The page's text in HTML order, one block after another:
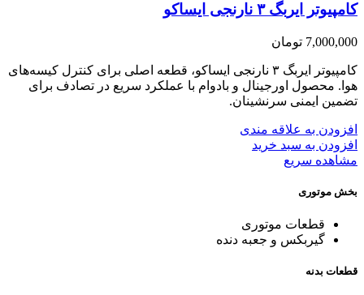
کامپیوتر ایربگ ۳ نارنجی ایساکو
7,000,000 تومان
کامپیوتر ایربگ ۳ نارنجی ایساکو، قطعه اصلی برای کنترل کیسه‌های
هوا. محصول اورجینال و بادوام با عملکرد سریع در تصادف برای
تضمین ایمنی سرنشینان.
افزودن به علاقه مندی
افزودن به سبد خرید
مشاهده سریع
بخش موتوری
قطعات موتوری
گیربکس و جعبه دنده
قطعات بدنه